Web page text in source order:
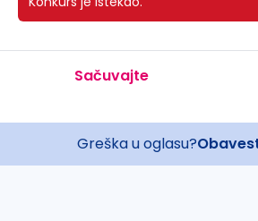
Sačuvajte
Greška u oglasu?